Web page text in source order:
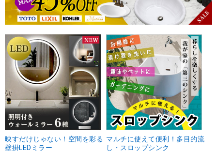
映すだけじゃない！空間を彩る
壁掛LEDミラー
マルチに使えて便利！多目的流
し・スロップシンク